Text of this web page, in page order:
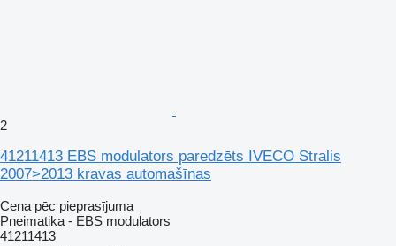
2
41211413 EBS modulators paredzēts IVECO Stralis
2007>2013 kravas automašīnas
Cena pēc pieprasījuma
Pneimatika - EBS modulators
41211413